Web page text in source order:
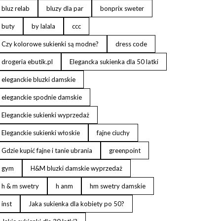
bluz relab bluzy dla par bonprix sweter
buty by lalala ccc
Czy kolorowe sukienki są modne? dress code
drogeria ebutik.pl Elegancka sukienka dla 50 latki
eleganckie bluzki damskie
eleganckie spodnie damskie
Eleganckie sukienki wyprzedaż
Eleganckie sukienki włoskie fajne ciuchy
Gdzie kupić fajne i tanie ubrania greenpoint
gym H&M bluzki damskie wyprzedaż
h & m swetry h anm hm swetry damskie
inst Jaka sukienka dla kobiety po 50?